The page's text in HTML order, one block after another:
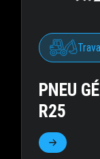
PNEU
R25